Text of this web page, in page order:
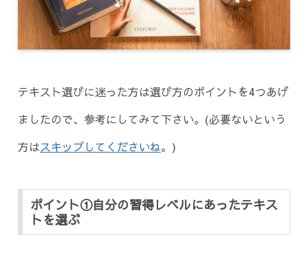
テキスト選びに迷った方は選び方のポイントを4つあげ
ましたので、参考にしてみて下さい。(必要ないという
方はスキップしてくださいね。)
ポイント①自分の習得レベルにあったテキス
トを選ぶ